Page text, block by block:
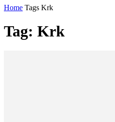
Home Tags Krk
Tag: Krk